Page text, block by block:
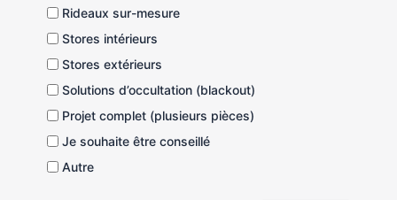
Rideaux sur-mesure
Stores intérieurs
Stores extérieurs
Solutions d’occultation (blackout)
Projet complet (plusieurs pièces)
Je souhaite être conseillé
Autre